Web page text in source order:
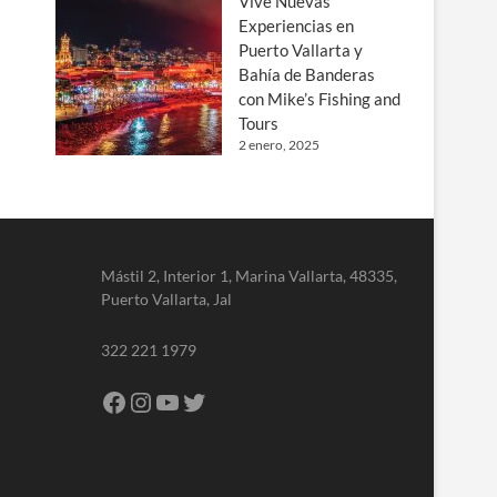
Experiencias en
Puerto Vallarta y
Bahía de Banderas
con Mike’s Fishing and
Tours
2 enero, 2025
Mástil 2, Interior 1, Marina Vallarta, 48335,
Puerto Vallarta, Jal
322 221 1979
Facebook
Instagram
YouTube
Twitter